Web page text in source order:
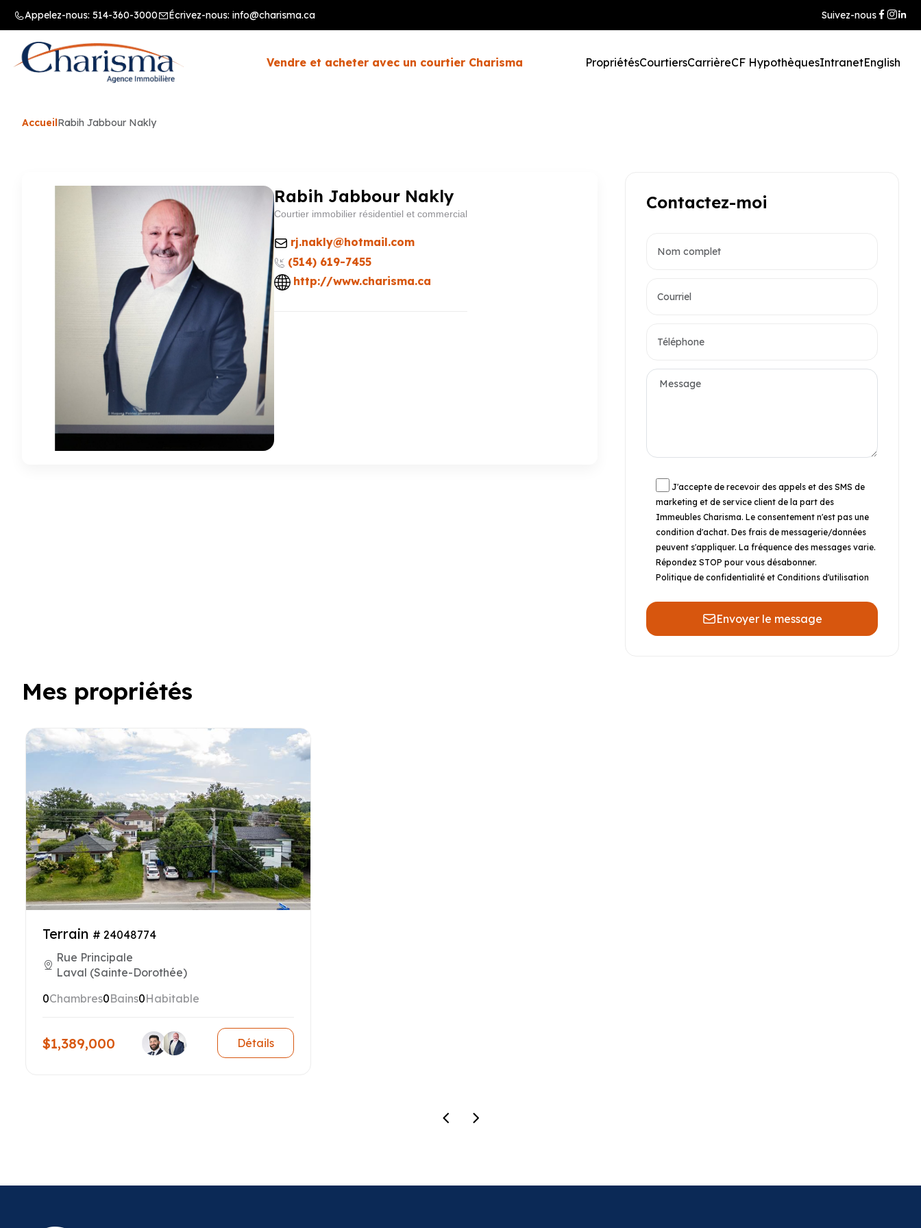
Appelez-nous: 514-360-3000 Écrivez-nous: info@charisma.ca Suivez-nous
Vendre et acheter avec un courtier Charisma PropriétésCourtiersCarrièreCF HypothèquesIntranetEnglish
AccueilRabih Jabbour Nakly
Rabih Jabbour Nakly
Courtier immobilier résidentiel et commercial
rj.nakly@hotmail.com
(514) 619-7455
http://www.charisma.ca
Contactez-moi
J'accepte de recevoir des appels et des SMS de
marketing et de service client de la part des
Immeubles Charisma. Le consentement n'est pas une
condition d'achat. Des frais de messagerie/données
peuvent s'appliquer. La fréquence des messages varie.
Répondez STOP pour vous désabonner.
Politique de confidentialité et Conditions d'utilisation
Envoyer le message
Mes propriétés
Terrain # 24048774
Rue Principale
Laval (Sainte-Dorothée)
0Chambres0Bains0Habitable
$1,389,000 Détails